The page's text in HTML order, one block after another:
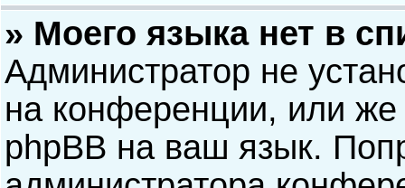
» Моего языка нет в
Администратор не
на конференции, или же
phpBB на ваш язык.